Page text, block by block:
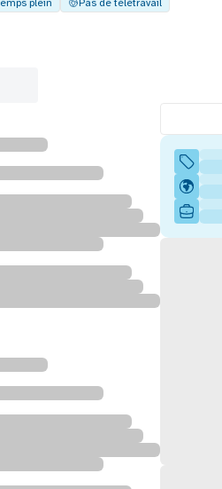
Temps plein Pas de télétravail